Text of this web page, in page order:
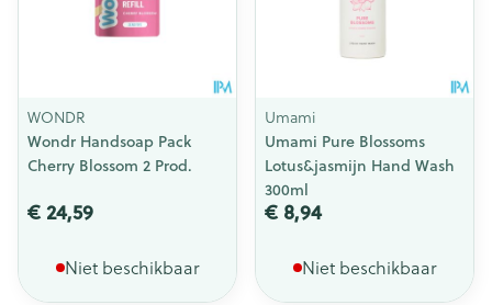
WONDR
Wondr Handsoap Pack
Cherry Blossom 2 Prod.
€ 24,59
Niet beschikbaar
Umami
Umami Pure Blossoms
Lotus&jasmijn Hand Wash
300ml
€ 8,94
Niet beschikbaar